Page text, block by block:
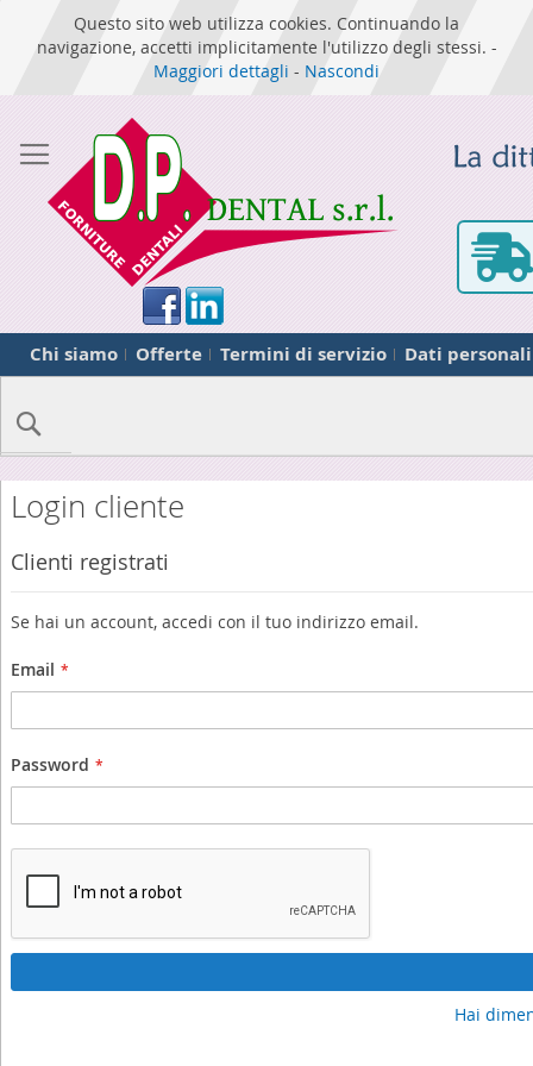
Questo sito web utilizza cookies. Continuando la
navigazione, accetti implicitamente l'utilizzo degli stessi. -
Maggiori dettagli - Nascondi
Chi siamo Offerte Termini di servizio Dati personali
Login cliente
Clienti registrati
Se hai un account, accedi con il tuo indirizzo email.
Email
Password
Hai